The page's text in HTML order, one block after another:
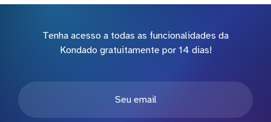
Tenha acesso a todas as funcionalidades da
Kondado gratuitamente por 14 dias!